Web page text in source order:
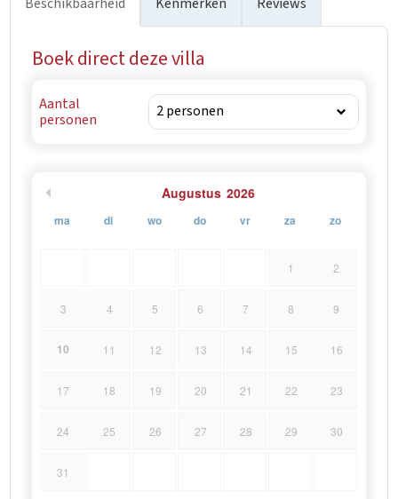
Boek direct deze villa
Aantal
personen
Augustus 2026
ma di wo do vr za zo
1 2
3 4 5 6 7 8 9
10 11 12 13 14 15 16
17 18 19 20 21 22 23
24 25 26 27 28 29 30
31